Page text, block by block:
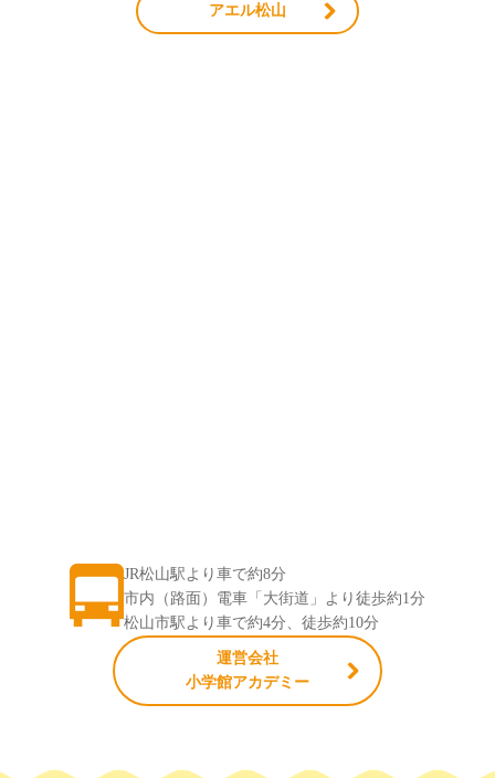
アエル松山
JR松山駅より車で約8分
市内（路面）電車「大街道」より徒歩約1分
松山市駅より車で約4分、徒歩約10分
運営会社
小学館アカデミー